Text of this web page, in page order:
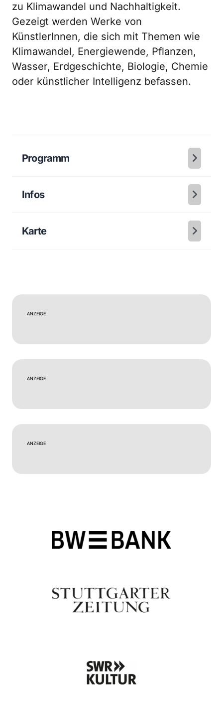
zu Klimawandel und Nachhaltigkeit.
Gezeigt werden Werke von
KünstlerInnen, die sich mit Themen wie
Klimawandel, Energiewende, Pflanzen,
Wasser, Erdgeschichte, Biologie, Chemie
oder künstlicher Intelligenz befassen.
Programm
Infos
Karte
ANZEIGE
ANZEIGE
ANZEIGE